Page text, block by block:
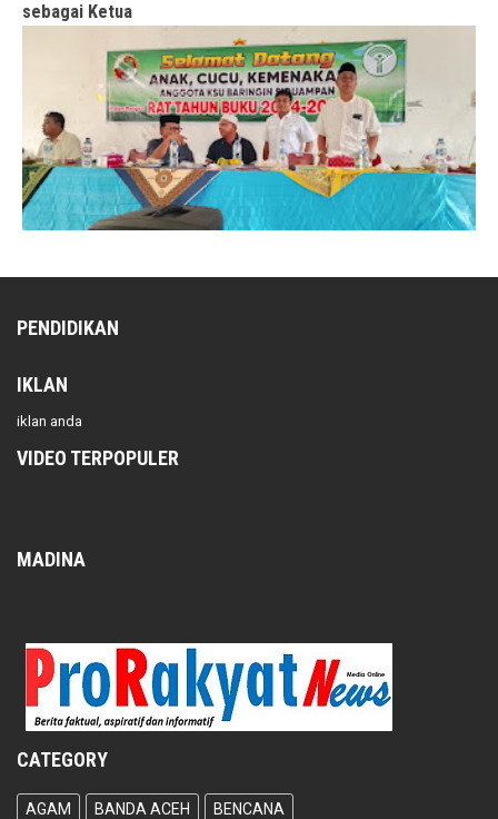
sebagai Ketua
PENDIDIKAN
IKLAN
iklan anda
VIDEO TERPOPULER
MADINA
CATEGORY
AGAM BANDA ACEH BENCANA